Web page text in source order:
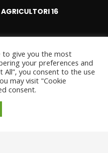
16
to give you the most
your preferences and
All”, you consent to the use
may visit "Cookie
consent.